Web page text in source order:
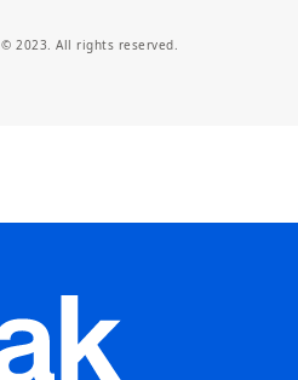
© 2023. All rights reserved.